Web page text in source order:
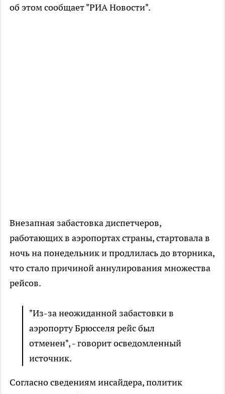
об этом сообщает "РИА Новости".
Внезапная забастовка диспетчеров,
работающих в аэропортах страны, стартовала в
ночь на понедельник и продлилась до вторника,
что стало причиной аннулирования множества
рейсов.
"Из-за неожиданной забастовки в
аэропорту Брюсселя рейс был
отменен", - говорит осведомленный
источник.
Согласно сведениям инсайдера, политик